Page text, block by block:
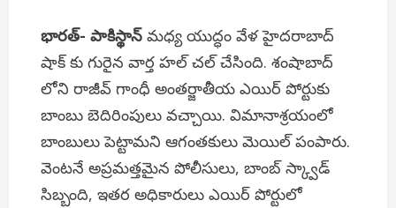
భారత్- పాకిస్థాన్ మధ్య యుద్ధం వేళ హైదరాబాద్
షాక్ కు గురైన వార్త హల్ చల్ చేసింది. శంషాబాద్‌
లోని రాజీవ్ గాంధీ అంతర్జాతీయ ఎయిర్ పోర్టుకు
బాంబు బెదిరింపులు వచ్చాయి. విమానాశ్రయంలో
బాంబులు పెట్టామని ఆగంతకులు మెయిల్ పంపారు.
వెంటనే అప్రమత్తమైన పోలీసులు, బాంబ్ స్క్వాడ్
సిబ్బంది, ఇతర అధికారులు ఎయిర్ పోర్టులో